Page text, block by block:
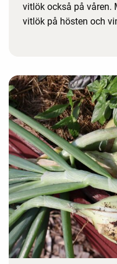
vitlök också på
vitlök på hösten och